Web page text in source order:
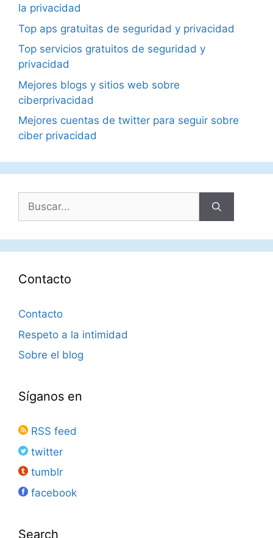
la privacidad
Top aps gratuitas de seguridad y privacidad
Top servicios gratuitos de seguridad y
privacidad
Mejores blogs y sitios web sobre
ciberprivacidad
Mejores cuentas de twitter para seguir sobre
ciber privacidad
Buscar:
Contacto
Contacto
Respeto a la intimidad
Sobre el blog
Síganos en
RSS feed
twitter
tumblr
facebook
Search